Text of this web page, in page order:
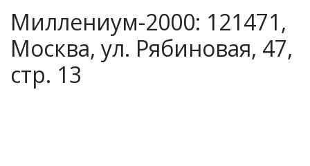
Миллениум-2000: 121471,
Москва, ул. Рябиновая, 47,
стр. 13